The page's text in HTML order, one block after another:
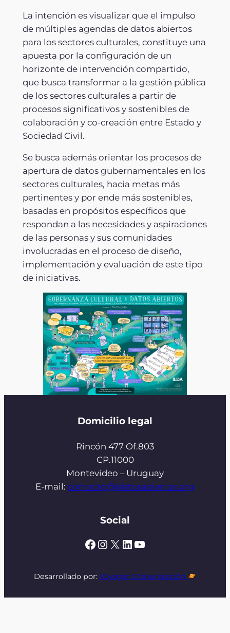
La intención es visualizar que el impulso
de múltiples agendas de datos abiertos
para los sectores culturales, constituye una
apuesta por la configuración de un
horizonte de intervención compartido,
que busca transformar a la gestión pública
de los sectores culturales a partir de
procesos significativos y sostenibles de
colaboración y co-creación entre Estado y
Sociedad Civil.
Se busca además orientar los procesos de
apertura de datos gubernamentales en los
sectores culturales, hacia metas más
pertinentes y por ende más sostenibles,
basadas en propósitos específicos que
respondan a las necesidades y aspiraciones
de las personas y sus comunidades
involucradas en el proceso de diseño,
implementación y evaluación de este tipo
de iniciativas.
Domicilio legal
Rincón 477 Of.803
CP.11000
Montevideo – Uruguay
E-mail: contacto@idatosabiertos.org
Social
Facebook Instagram X LinkedIn YouTube
Desarrollado por: Voyager Comunicación